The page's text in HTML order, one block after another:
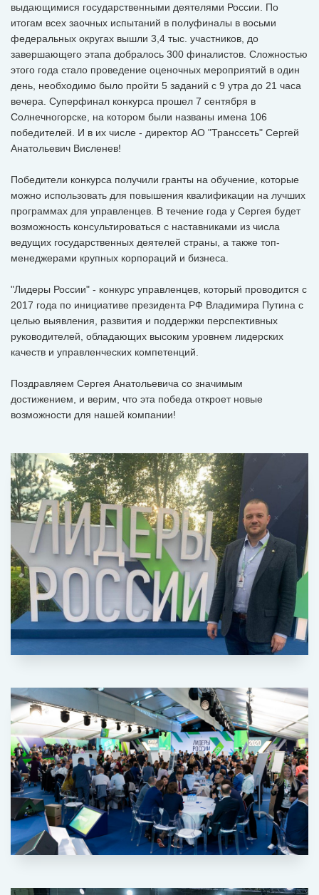
выдающимися государственными деятелями России. По
итогам всех заочных испытаний в полуфиналы в восьми
федеральных округах вышли 3,4 тыс. участников, до
завершающего этапа добралось 300 финалистов. Сложностью
этого года стало проведение оценочных мероприятий в один
день, необходимо было пройти 5 заданий с 9 утра до 21 часа
вечера. Суперфинал конкурса прошел 7 сентября в
Солнечногорске, на котором были названы имена 106
победителей. И в их числе - директор АО "Транссеть" Сергей
Анатольевич Висленев!
Победители конкурса получили гранты на обучение, которые
можно использовать для повышения квалификации на лучших
программах для управленцев. В течение года у Сергея будет
возможность консультироваться с наставниками из числа
ведущих государственных деятелей страны, а также топ-
менеджерами крупных корпораций и бизнеса.
"Лидеры России" - конкурс управленцев, который проводится с
2017 года по инициативе президента РФ Владимира Путина с
целью выявления, развития и поддержки перспективных
руководителей, обладающих высоким уровнем лидерских
качеств и управленческих компетенций.
Поздравляем Сергея Анатольевича со значимым
достижением, и верим, что эта победа откроет новые
возможности для нашей компании!